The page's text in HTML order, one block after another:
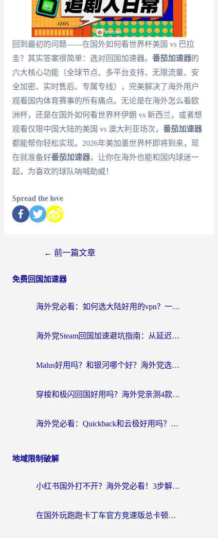
回到最初的问题——在国外如何看世界杯美国 vs 巴拉
圭？其实答案很简单：选对回国加速器。 番茄加速器的
六大核心功能（全球节点、多平台支持、无限流量、安
全加密、实时售后、专属专线），完美解决了海外用户
观看国内体育赛事的所有痛点。无论是在海外怎么看欧
洲杯，还是在国外如何看世界杯伊朗 vs 新西兰，或者想
观看仅限中国大陆的美国 vs 澳大利亚场次， 番茄加速器
都能帮你轻松实现。2026年美加墨世界杯即将到来，现
在就准备好番茄加速器，让你在海外也能和国内球迷一
起，为喜欢的球队呐喊助威！
Spread the love
← 前一篇文章
免费回国加速器
海外党必看：如何选大陆好用的vpn？一篇解决你的回国访问难题
海外党Steam回国加速避坑指南：从延迟卡顿到无缝畅玩，我踩过的坑和最优解
Malus好用吗？和银河哪个好？海外党选回国加速器的避坑指南（附乌克兰玩国内游戏实测）
穿梭和极闪回国好用吗？海外党亲测4款加速器+1个隐藏宝藏
海外党必看：Quickback和云极好用吗？3招教你选对回国加速器（附PC端VPN实测对比）
地域限制破解
小红书国外打不开？海外党必看！3步解决国内影音、生活服务全畅通
在国外玩跑跑卡丁车官方竞速版总卡顿？这篇攻略帮你解决地区限制+低延迟难题